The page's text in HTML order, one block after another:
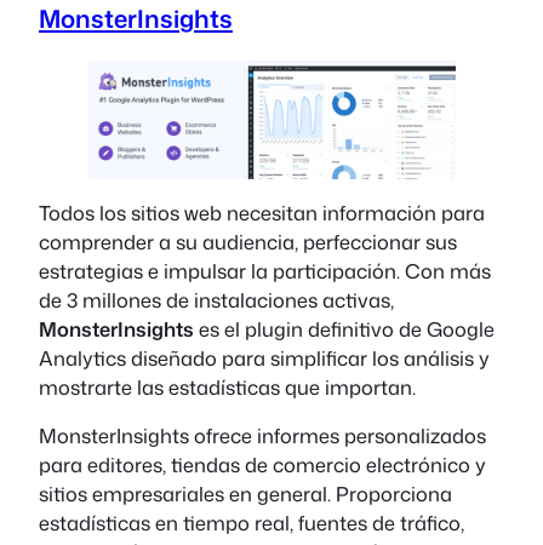
MonsterInsights
Todos los sitios web necesitan información para
comprender a su audiencia, perfeccionar sus
estrategias e impulsar la participación. Con más
de 3 millones de instalaciones activas,
MonsterInsights es el plugin definitivo de Google
Analytics diseñado para simplificar los análisis y
mostrarte las estadísticas que importan.
MonsterInsights ofrece informes personalizados
para editores, tiendas de comercio electrónico y
sitios empresariales en general. Proporciona
estadísticas en tiempo real, fuentes de tráfico,